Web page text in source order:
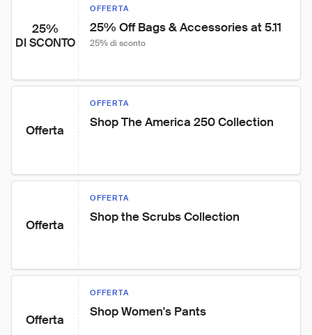
25%
DI SCONTO
OFFERTA
25% Off Bags & Accessories at 5.11
25% di sconto
Offerta
OFFERTA
Shop The America 250 Collection
Offerta
OFFERTA
Shop the Scrubs Collection
Offerta
OFFERTA
Shop Women's Pants